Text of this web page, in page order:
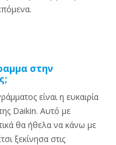
στην
είναι η ευκαιρία
Daikin. Αυτό με
θα ήθελα να κάνω με
ξεκίνησα στις